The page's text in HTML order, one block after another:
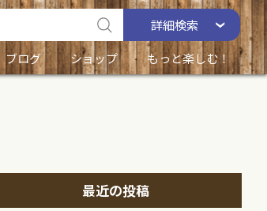
詳細検索
ブログ ショップ もっと楽しむ！
最近の投稿